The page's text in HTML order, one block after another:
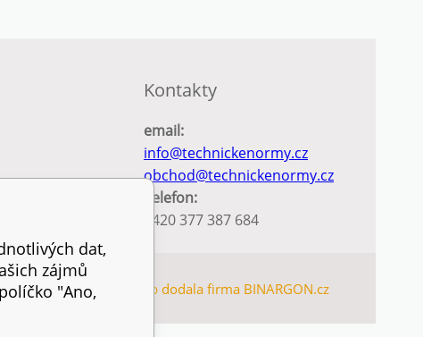
Kontakty
email:
info@technickenormy.cz
obchod@technickenormy.cz
Telefon:
+420 377 387 684
SITEMAP Tento eshop dodala firma BINARGON.cz
dat,
zájmů
"Ano,